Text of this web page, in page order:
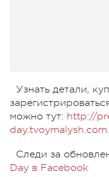
Узнать детали,
можно тут: http://
Следи за
Day в Facebook